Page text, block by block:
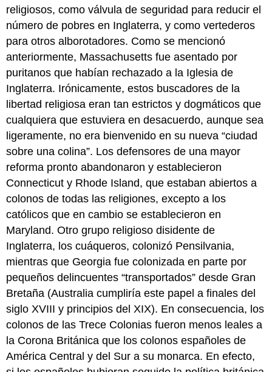
religiosos, como válvula de seguridad para reducir el
número de pobres en Inglaterra, y como vertederos
para otros alborotadores. Como se mencionó
anteriormente, Massachusetts fue asentado por
puritanos que habían rechazado a la Iglesia de
Inglaterra. Irónicamente, estos buscadores de la
libertad religiosa eran tan estrictos y dogmáticos que
cualquiera que estuviera en desacuerdo, aunque sea
ligeramente, no era bienvenido en su nueva “ciudad
sobre una colina”. Los defensores de una mayor
reforma pronto abandonaron y establecieron
Connecticut y Rhode Island, que estaban abiertos a
colonos de todas las religiones, excepto a los
católicos que en cambio se establecieron en
Maryland. Otro grupo religioso disidente de
Inglaterra, los cuáqueros, colonizó Pensilvania,
mientras que Georgia fue colonizada en parte por
pequeños delincuentes “transportados” desde Gran
Bretaña (Australia cumpliría este papel a finales del
siglo XVIII y principios del XIX). En consecuencia, los
colonos de las Trece Colonias fueron menos leales a
la Corona Británica que los colonos españoles de
América Central y del Sur a su monarca. En efecto,